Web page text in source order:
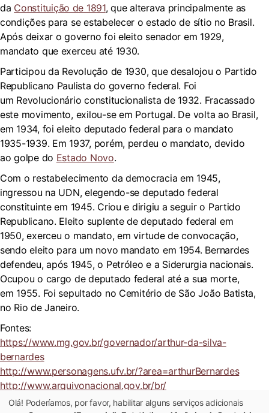
da Constituição de 1891, que alterava principalmente as
condições para se estabelecer o estado de sítio no Brasil.
Após deixar o governo foi eleito senador em 1929,
mandato que exerceu até 1930.
Participou da Revolução de 1930, que desalojou o Partido
Republicano Paulista do governo federal. Foi
um Revolucionário constitucionalista de 1932. Fracassado
este movimento, exilou-se em Portugal. De volta ao Brasil,
em 1934, foi eleito deputado federal para o mandato
1935-1939. Em 1937, porém, perdeu o mandato, devido
ao golpe do Estado Novo.
Com o restabelecimento da democracia em 1945,
ingressou na UDN, elegendo-se deputado federal
constituinte em 1945. Criou e dirigiu a seguir o Partido
Republicano. Eleito suplente de deputado federal em
1950, exerceu o mandato, em virtude de convocação,
sendo eleito para um novo mandato em 1954. Bernardes
defendeu, após 1945, o Petróleo e a Siderurgia nacionais.
Ocupou o cargo de deputado federal até a sua morte,
em 1955. Foi sepultado no Cemitério de São João Batista,
no Rio de Janeiro.
Fontes:
https://www.mg.gov.br/governador/arthur-da-silva-
bernardes
http://www.personagens.ufv.br/?area=arthurBernardes
http://www.arquivonacional.gov.br/br/
A seguir, galeria de fotos do ex-presidente.
Olá! Poderíamos, por favor, habilitar alguns serviços adicionais